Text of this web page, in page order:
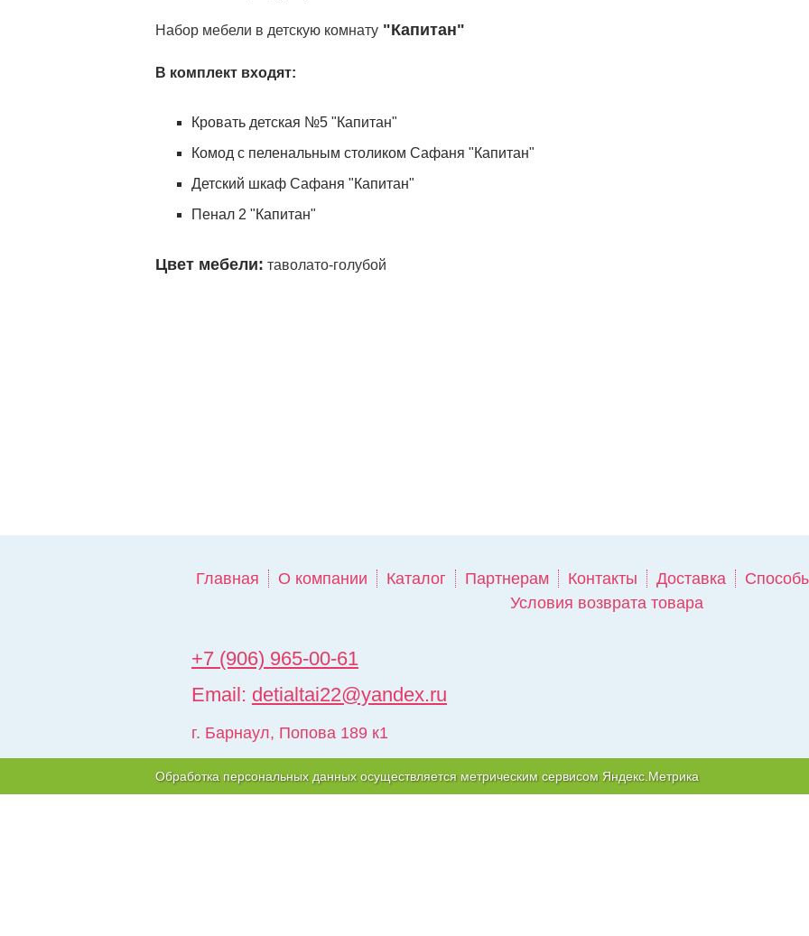
Набор мебели в детскую комнату "Капитан"
В комплект входят:
Кровать детская №5 "Капитан"
Комод с пеленальным столиком Сафаня "Капитан"
Детский шкаф Сафаня "Капитан"
Пенал 2 "Капитан"
Цвет мебели: таволато-голубой
Главная О компании Каталог Партнерам Контакты Доставка
Условия возврата товара
+7 (906) 965-00-61
Email: detialtai22@yandex.ru
г. Барнаул, Попова 189 к1
Обработка персональных данных осуществляется метрическим сервисом Яндекс.Метрика